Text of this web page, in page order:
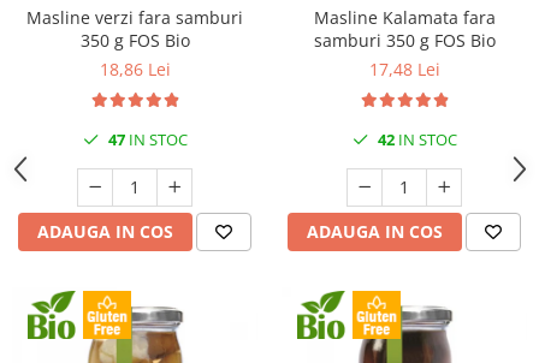
Masline verzi fara samburi
350 g FOS Bio
18,86 Lei
47IN STOC
ADAUGA IN COS
Masline Kalamata fara
samburi 350 g FOS Bio
17,48 Lei
42IN STOC
ADAUGA IN COS